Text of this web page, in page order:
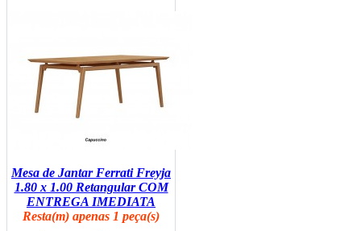
Mesa de Jantar Ferrati Freyja
1.80 x 1.00 Retangular COM
ENTREGA IMEDIATA
Resta(m) apenas 1 peça(s)